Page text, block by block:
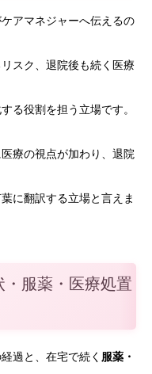
アマネジャーへ伝えるの
スク、退院後も続く医療
る役割を担う立場です。
療の視点が加わり、退院
に翻訳する立場と言えま
服薬・医療処置
過と、在宅で続く 服薬・